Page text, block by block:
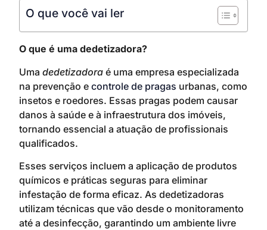
O que você vai ler
O que é uma dedetizadora?
Uma dedetizadora é uma empresa especializada
na prevenção e controle de pragas urbanas, como
insetos e roedores. Essas pragas podem causar
danos à saúde e à infraestrutura dos imóveis,
tornando essencial a atuação de profissionais
qualificados.
Esses serviços incluem a aplicação de produtos
químicos e práticas seguras para eliminar
infestação de forma eficaz. As dedetizadoras
utilizam técnicas que vão desde o monitoramento
até a desinfecção, garantindo um ambiente livre